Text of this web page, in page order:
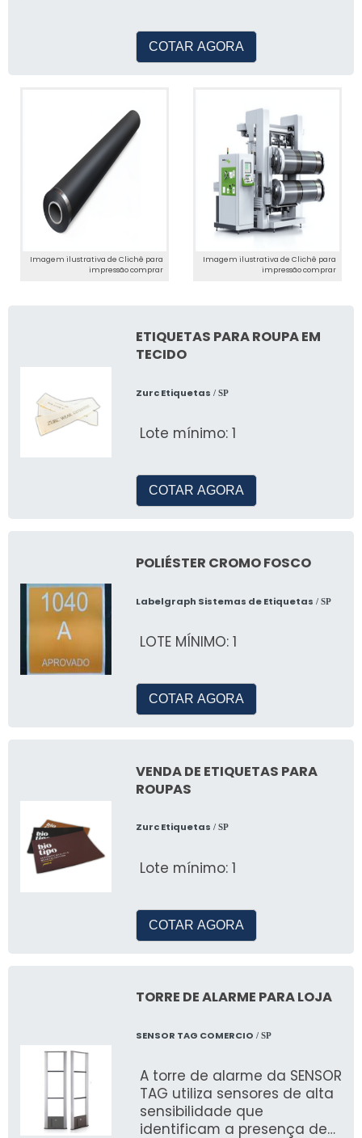
COTAR AGORA
Imagem ilustrativa de Clichê para
impressão comprar
Imagem ilustrativa de Clichê para
impressão comprar
ETIQUETAS PARA ROUPA EM
TECIDO
Zurc Etiquetas / SP
Lote mínimo: 1
COTAR AGORA
POLIÉSTER CROMO FOSCO
Labelgraph Sistemas de Etiquetas / SP
LOTE MÍNIMO: 1
COTAR AGORA
VENDA DE ETIQUETAS PARA
ROUPAS
Zurc Etiquetas / SP
Lote mínimo: 1
COTAR AGORA
TORRE DE ALARME PARA LOJA
SENSOR TAG COMERCIO / SP
A torre de alarme da SENSOR
TAG utiliza sensores de alta
sensibilidade que
identificam a presença de